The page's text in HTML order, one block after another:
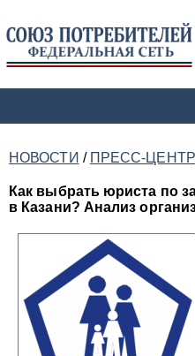
НОВОСТИ / ПРЕСС-ЦЕНТР
Как выбрать юриста по
в Казани? Анализ